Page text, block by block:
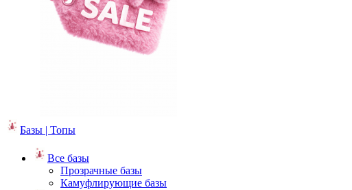
Базы | Топы
Все базы
Прозрачные базы
Камуфлирующие базы